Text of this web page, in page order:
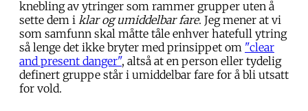
knebling av ytringer som rammer grupper uten å
sette dem i klar og umiddelbar fare. Jeg mener at vi
som samfunn skal måtte tåle enhver hatefull ytring
så lenge det ikke bryter med prinsippet om "clear
and present danger", altså at en person eller tydelig
definert gruppe står i umiddelbar fare for å bli utsatt
for vold.